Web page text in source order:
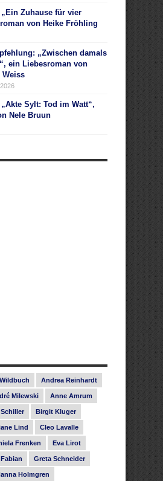
Zuhause für vier
von Heike Fröhling
„Zwischen damals
ein Liebesroman von
Weiss
Sylt: Tod im Watt“,
Nele Bruun
Andrea Reinhardt
Milewski Anne Amrum
Birgit Kluger
Lind Cleo Lavalle
Frenken Eva Lirot
Greta Schneider
Holmgren